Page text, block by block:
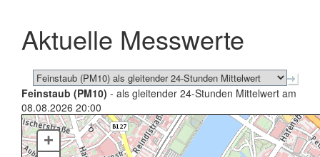
schließen
Aktuelle Messwerte
Feinstaub (PM10) - als gleitender 24-Stunden Mittelwert am
08.08.2026 20:00
+